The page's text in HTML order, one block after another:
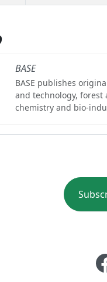
BASE
BASE publishes
and technology, forest
chemistry and bio-